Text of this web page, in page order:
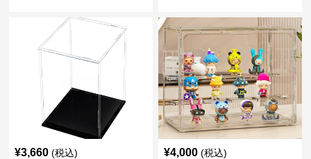
¥3,660 (税込) ¥4,000 (税込)